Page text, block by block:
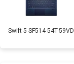
Swift 5 SF514-54T-59VD